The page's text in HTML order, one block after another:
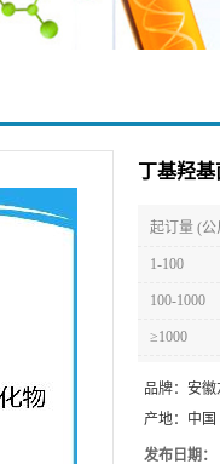
丁基羟
起订量 (公
1-100
100-1000
≥1000
品牌： 安徽
产地： 中国
发布日期：